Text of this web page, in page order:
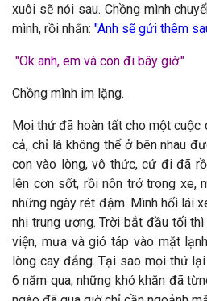
xuôi sẽ nói sau. Chồng mình
mình, rồi nhắn: "Anh sẽ gửi thêm
"Ok anh, em và con đi bây giờ."
Chồng mình im lặng.
Mọi thứ đã hoàn tất cho một cuộc
cả, chỉ là không thể ở bên nhau
con vào lòng, vô thức, cứ đi đã
lên cơn sốt, rồi nôn trớ trong xe,
những ngày rét đậm. Mình hối lái
nhi trung ương. Trời bắt đầu tối
viện, mưa và gió táp vào mặt
lòng cay đắng. Tại sao mọi thứ
6 năm qua, những khó khăn đã